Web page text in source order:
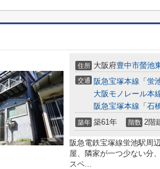
住所 大阪府豊中市螢池
交通 阪急宝塚本線 「 蛍
大阪モノレール本
阪急宝塚本線 「 石
築年 築61年 階数 2階
阪急電鉄宝塚線蛍池駅周
屋、隣家が一つ少ない分
スペ...